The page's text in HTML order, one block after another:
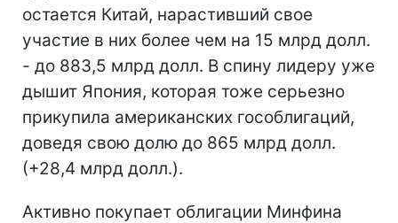
остается Китай, нарастивший свое
участие в них более чем на 15 млрд долл.
- до 883,5 млрд долл. В спину лидеру уже
дышит Япония, которая тоже серьезно
прикупила американских гособлигаций,
доведя свою долю до 865 млрд долл.
(+28,4 млрд долл.).
Активно покупает облигации Минфина